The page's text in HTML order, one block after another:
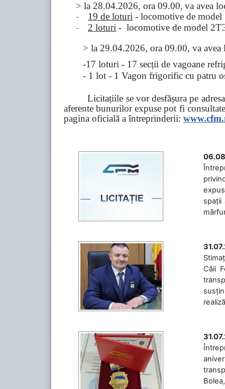
> la 28.04.2026, ora 09.00, va avea
- 19 de loturi - locomotive de model
- 2 loturi - locomotive de model 2
> la 29.04.2026, ora 09.00, va
-17 loturi - 17 secții de vagoane
- 1 lot - 1 Vagon frigorific cu patru
Licitațiile se vor desfășura pe
aferente bunurilor expuse pot fi
pagina oficială a întreprinderii: www.
spații
Căii